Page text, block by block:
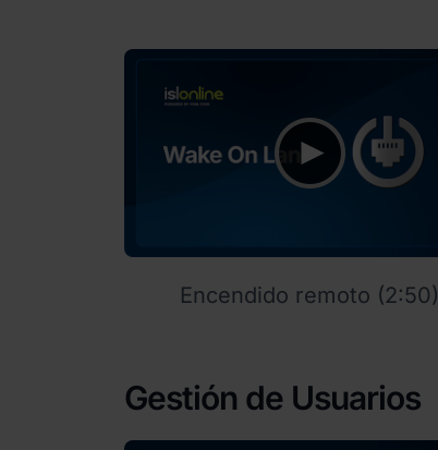
Encendido remoto (2:50)
Gestión de Usuarios